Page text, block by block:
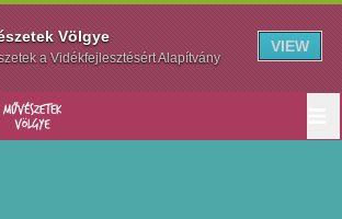
Völgye
a Vidékfejlesztésért Alapítvány
VIEW